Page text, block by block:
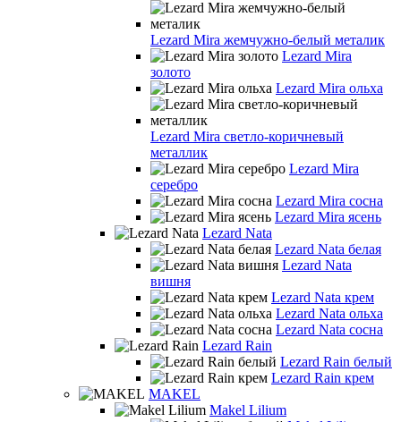
Lezard Mira жемчужно-белый металик
Lezard Mira
золото
Lezard Mira ольха
Lezard Mira светло-коричневый
металлик
Lezard Mira
серебро
Lezard Mira сосна
Lezard Mira ясень
Lezard Nata
Lezard Nata белая
Lezard Nata
вишня
Lezard Nata крем
Lezard Nata ольха
Lezard Nata сосна
Lezard Rain
Lezard Rain белый
Lezard Rain крем
MAKEL
Makel Lilium